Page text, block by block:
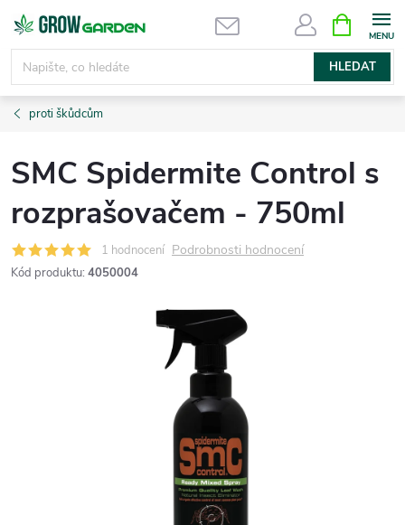
Přejít
obsah
HLEDAT
NÁKUPNÍ
KOŠÍK
proti škůdcům
SMC Spidermite Control s
rozprašovačem - 750ml
1 hodnocení Podrobnosti hodnocení
Kód produktu: 4050004